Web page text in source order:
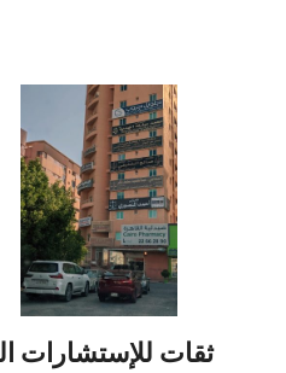
ثقات للإستشارات